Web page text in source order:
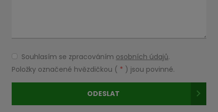
Souhlasím
se
zpracováním
osobních
Souhlasím se zpracováním osobních údajů.
Položky označené hvězdičkou ( * ) jsou povinné.
ODESLAT